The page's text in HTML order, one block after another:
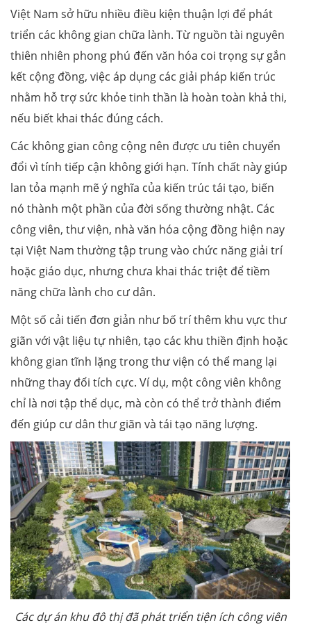
Việt Nam sở hữu nhiều điều kiện thuận lợi để phát
triển các không gian chữa lành. Từ nguồn tài nguyên
thiên nhiên phong phú đến văn hóa coi trọng sự gắn
kết cộng đồng, việc áp dụng các giải pháp kiến trúc
nhằm hỗ trợ sức khỏe tinh thần là hoàn toàn khả thi,
nếu biết khai thác đúng cách.
Các không gian công cộng nên được ưu tiên chuyển
đổi vì tính tiếp cận không giới hạn. Tính chất này giúp
lan tỏa mạnh mẽ ý nghĩa của kiến trúc tái tạo, biến
nó thành một phần của đời sống thường nhật. Các
công viên, thư viện, nhà văn hóa cộng đồng hiện nay
tại Việt Nam thường tập trung vào chức năng giải trí
hoặc giáo dục, nhưng chưa khai thác triệt để tiềm
năng chữa lành cho cư dân.
Một số cải tiến đơn giản như bố trí thêm khu vực thư
giãn với vật liệu tự nhiên, tạo các khu thiền định hoặc
không gian tĩnh lặng trong thư viện có thể mang lại
những thay đổi tích cực. Ví dụ, một công viên không
chỉ là nơi tập thể dục, mà còn có thể trở thành điểm
đến giúp cư dân thư giãn và tái tạo năng lượng.
Các dự án khu đô thị đã phát triển tiện ích công viên